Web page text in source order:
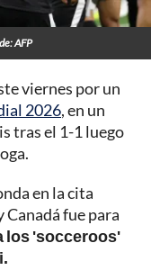
AFP
viernes por un
2026, en un
tras el 1-1 luego
en la cita
fue para
los 'socceroos'